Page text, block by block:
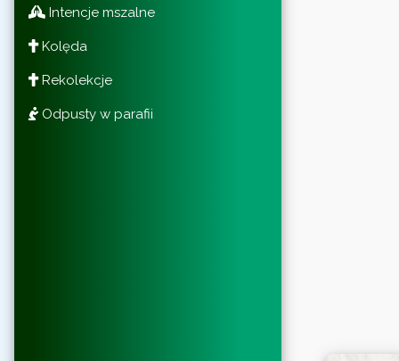
Intencje mszalne
Kolęda
Rekolekcje
Odpusty w parafii